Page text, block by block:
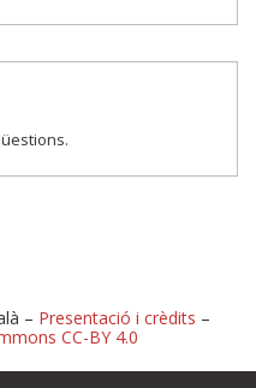
– Presentació i crèdits –
CC-BY 4.0